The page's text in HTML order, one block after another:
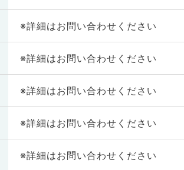
※詳細はお問い合わせください
※詳細はお問い合わせください
※詳細はお問い合わせください
※詳細はお問い合わせください
※詳細はお問い合わせください